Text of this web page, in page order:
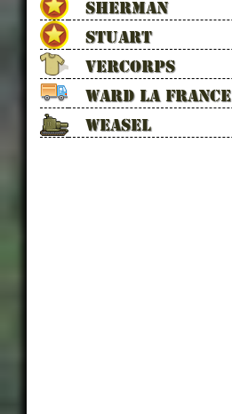
SHERMAN
STUART
VERCORPS
WARD LA FRANCE
WEASEL